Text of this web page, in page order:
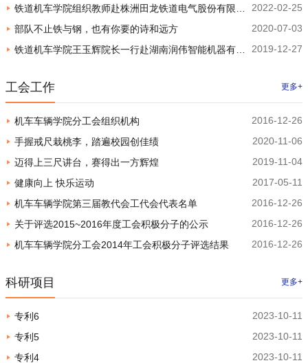
股份有限公司开展调研
铁道机车学院组织教师赴株洲田龙铁道电气股份有限公
司和株洲广兴科技股份有限公司调研
2022-02-25
部队不止铁与钢，也有你要的诗和远方
2020-07-03
铁道机车学院王玉辉院长一行赴湖南润伟智能机器有限
2019-12-27
工会工作 更多+
机车车辆学院分工会组织机构
2016-12-26
手握戒尺栽桃李，踏遍校园创佳绩
2020-11-06
迈得上三尺讲台，赛得出一方辉煌
2019-11-04
健康向上 快乐运动
2017-05-11
机车车辆学院第三届教代会工代会代表名单
2016-12-26
关于评选2015~2016年度工会积极分子的公示
2016-12-26
机车车辆学院分工会2014年工会积极分子评选结果
2016-12-26
科研项目 更多+
专利6
2023-10-11
专利5
2023-10-11
专利4
2023-10-11